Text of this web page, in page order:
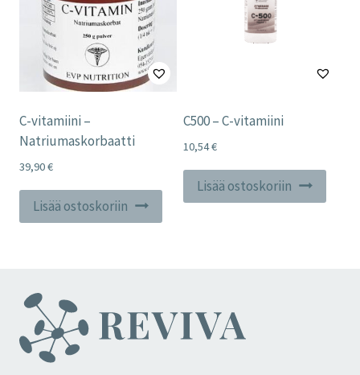
C-vitamiini –
Natriumaskorbaatti
39,90€
Lisää ostoskoriin
C500 – C-vitamiini
10,54€
Lisää ostoskoriin